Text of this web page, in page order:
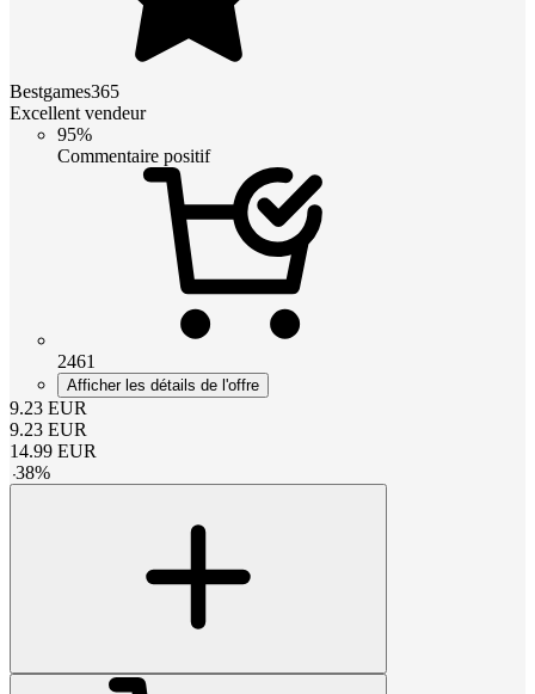
Bestgames365
Excellent vendeur
95%
Commentaire positif
2461
Afficher les détails de l'offre
9.23 EUR
9.23 EUR
14.99 EUR
-38%